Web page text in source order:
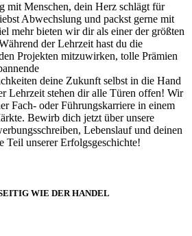
mit Menschen, dein Herz schlägt für
Abwechslung und packst gerne mit
mehr bieten wir dir als einer der größten
der Lehrzeit hast du die
Projekten mitzuwirken, tolle Prämien
deine Zukunft selbst in die Hand
Lehrzeit stehen dir alle Türen offen! Wir
Fach- oder Führungskarriere in einem
Bewirb dich jetzt über unsere
Lebenslauf und deinen
Teil unserer Erfolgsgeschichte!
WIE DER HANDEL